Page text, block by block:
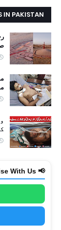
IN PAKISTAN
📢 Advertise With Us